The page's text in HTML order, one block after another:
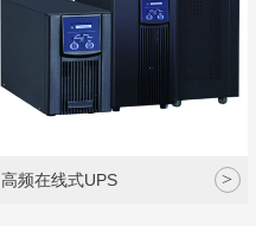
高频在线式UPS >